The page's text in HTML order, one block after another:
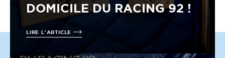
DOMICILE DU RACING 92 !
LIRE L'ARTICLE